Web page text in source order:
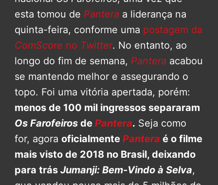
esta tomou de Pantera a liderança na
quinta-feira, conforme uma postagem da
ComScore no Twitter. No entanto, ao
longo do fim de semana, Pantera acabou
se mantendo melhor e assegurando o
topo. Foi uma vitória apertada, porém:
menos de 100 mil ingressos separaram
Os Farofeiros de Pantera. Seja como
for, agora oficialmente Pantera é o filme
mais visto de 2018 no Brasil, deixando
para trás Jumanji: Bem-Vindo à Selva,